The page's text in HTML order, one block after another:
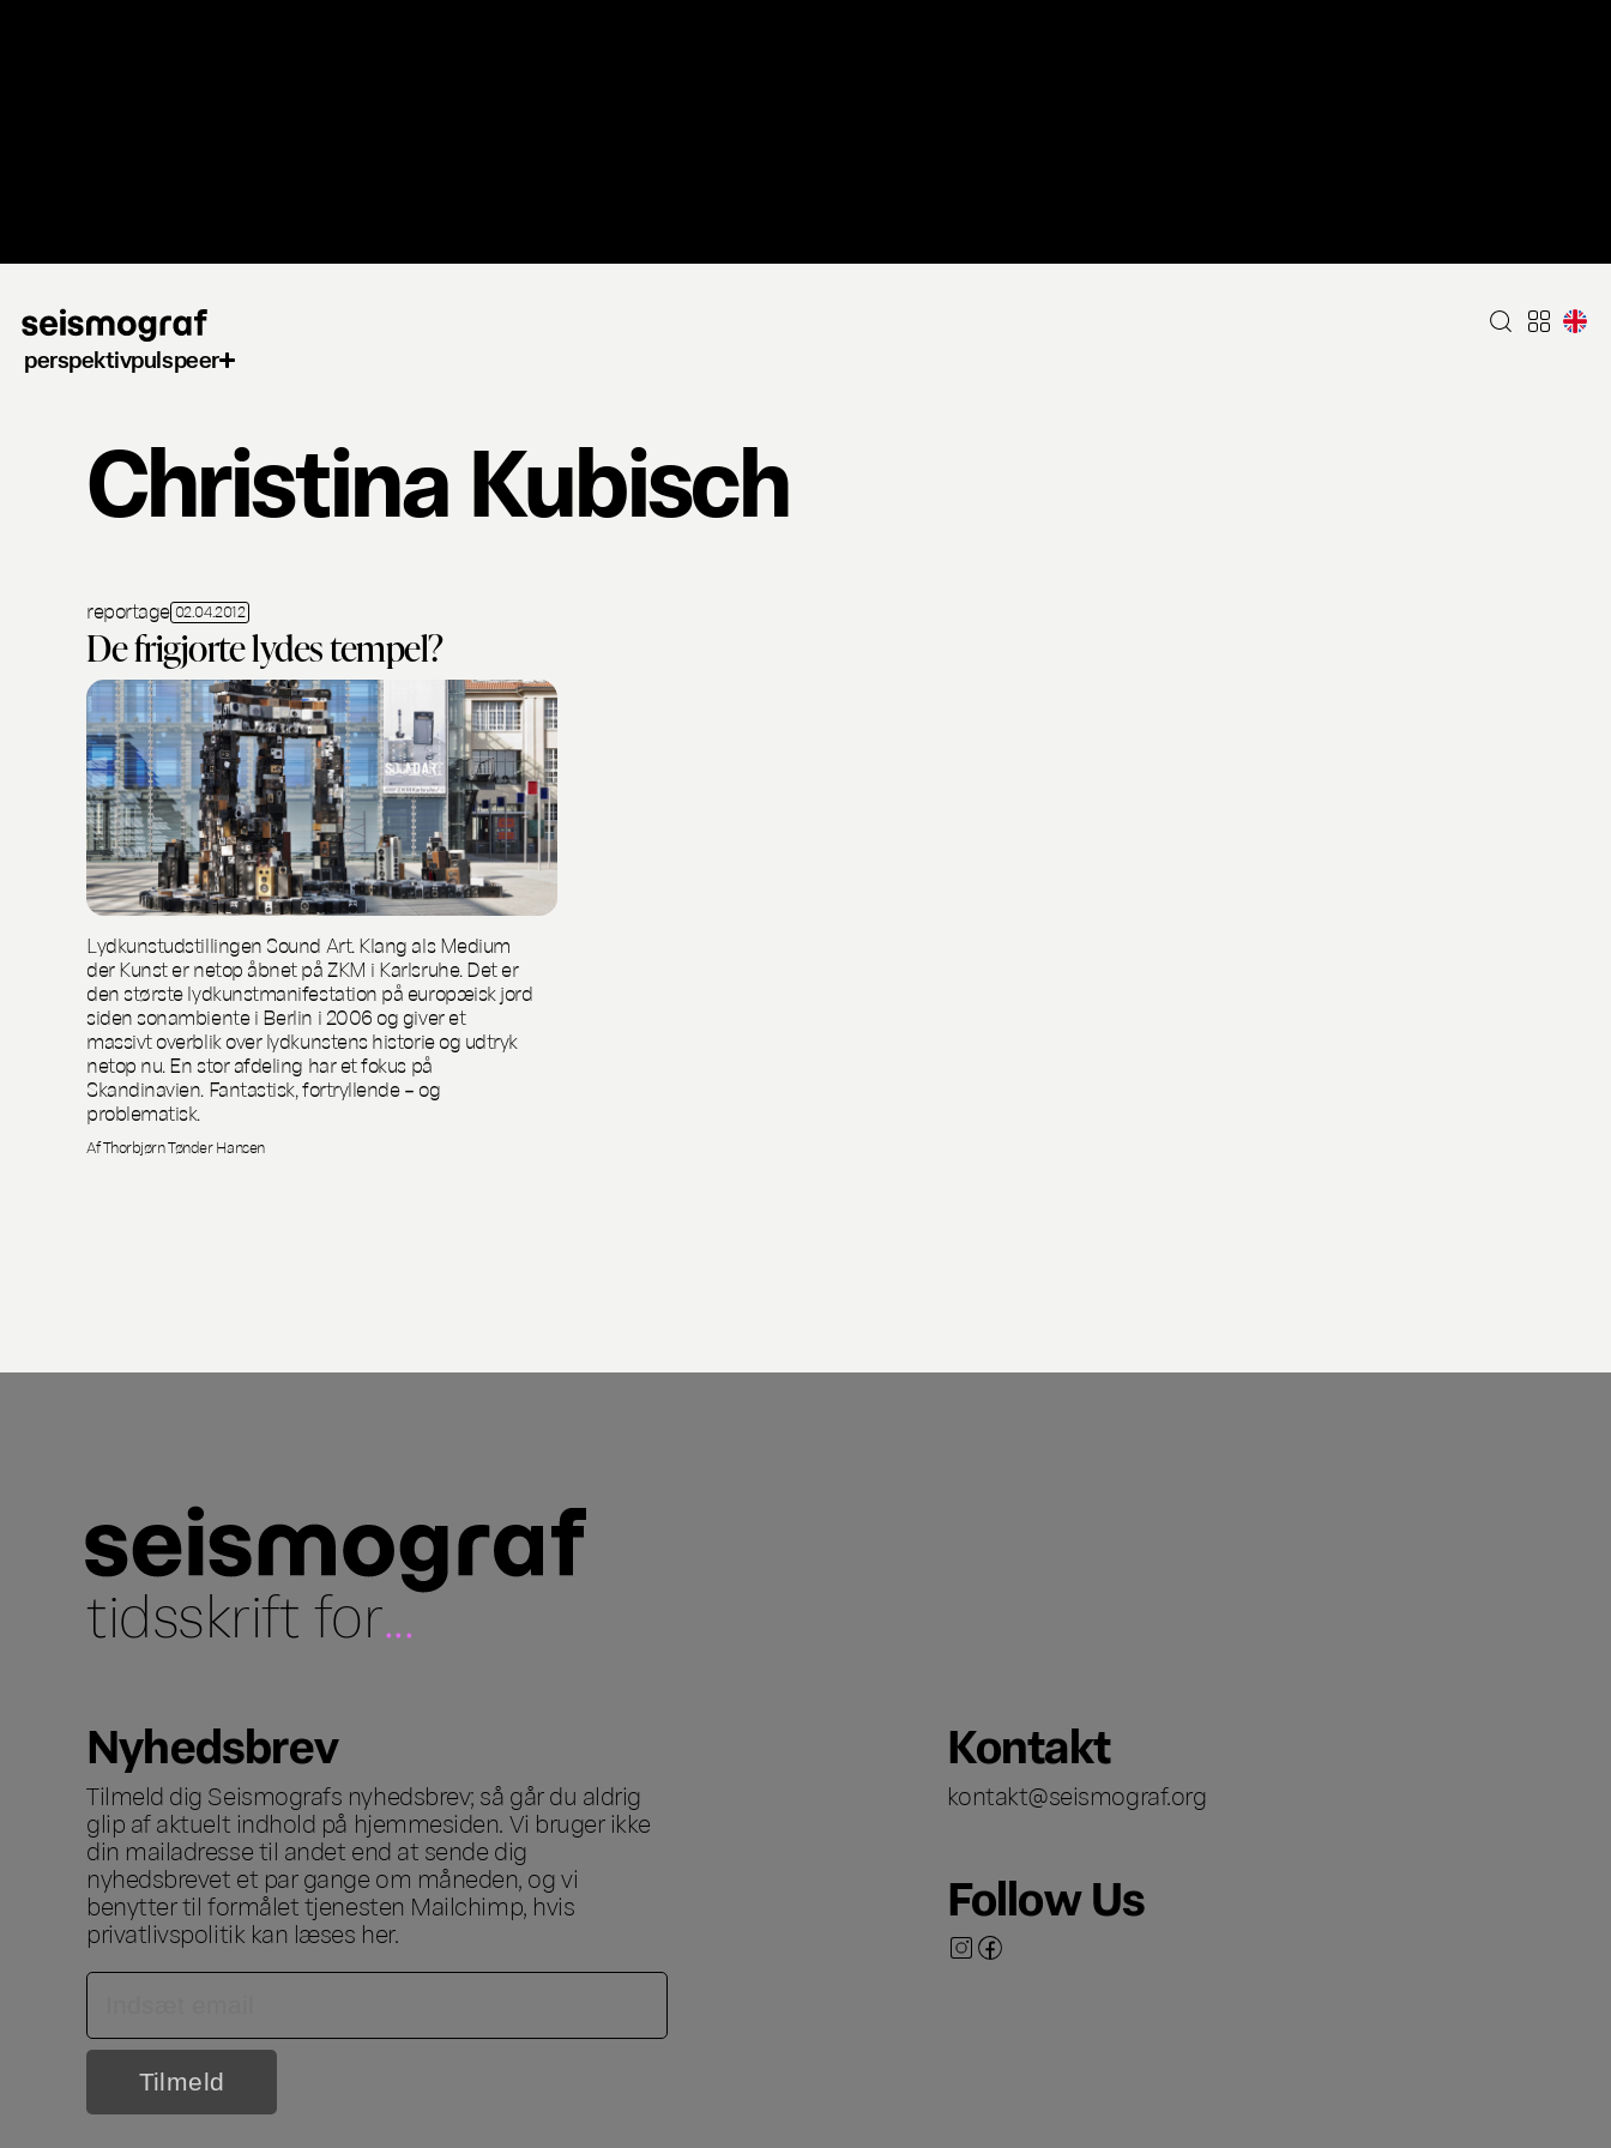
perspektivpulspeer
Christina Kubisch
reportage 02.04.2012
De frigjorte lydes tempel?
Lydkunstudstillingen Sound Art. Klang als Medium
der Kunst er netop åbnet på ZKM i Karlsruhe. Det er
den største lydkunstmanifestation på europæisk jord
siden sonambiente i Berlin i 2006 og giver et
massivt overblik over lydkunstens historie og udtryk
netop nu. En stor afdeling har et fokus på
Skandinavien. Fantastisk, fortryllende – og
problematisk.
Af Thorbjørn Tønder Hansen
tidsskrift for...
Nyhedsbrev
Tilmeld dig Seismografs nyhedsbrev; så går du aldrig
glip af aktuelt indhold på hjemmesiden. Vi bruger ikke
din mailadresse til andet end at sende dig
nyhedsbrevet et par gange om måneden, og vi
benytter til formålet tjenesten Mailchimp, hvis
privatlivspolitik kan læses her.
Kontakt
kontakt@seismograf.org
Follow Us